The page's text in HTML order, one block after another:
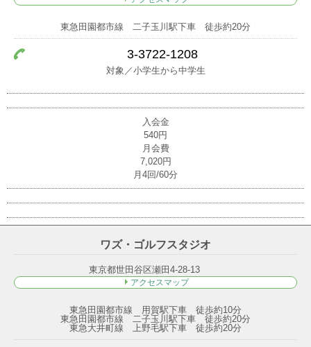
東急田園都市線 二子玉川駅下車 徒歩約20分
3-3722-1208
対象／小学生から中学生
入会金
540円
月会費
7,020円
月4回/60分
ワズ・ゴルフスタジオ
東京都世田谷区瀬田4-28-13
アクセスマップ
東急田園都市線 用賀駅下車 徒歩約10分
東急田園都市線 二子玉川駅下車 徒歩約20分
東急大井町線 上野毛駅下車 徒歩約20分